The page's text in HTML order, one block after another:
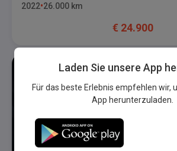
2022 26.000 km
€ 24.900
Laden Sie unsere App
Für das beste Erlebnis empfehlen wir,
App herunterzuladen.